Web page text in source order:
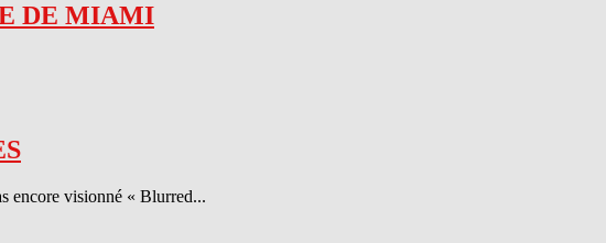
DE MIAMI
encore visionné « Blurred...